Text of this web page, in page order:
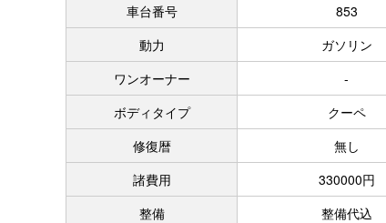
車台番号 853
動力
ガソリン
ワンオーナー
-
ボディタイプ
クーペ
修復暦
無し
諸費用
330000円
整備
整備代込